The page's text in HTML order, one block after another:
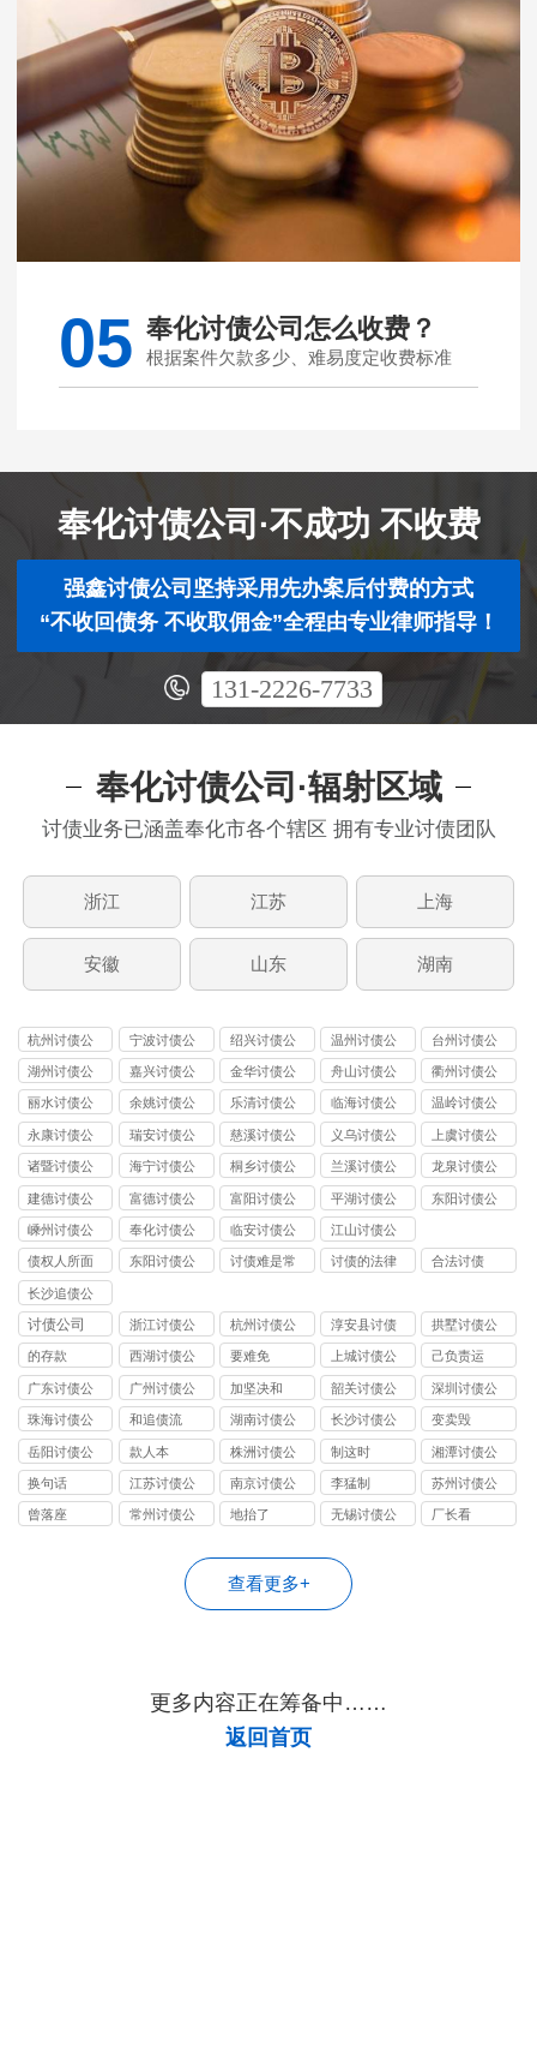
05 奉化讨债公司怎么收费？
根据案件欠款多少、难易度定收费标准
奉化讨债公司·不成功 不收费
强鑫讨债公司坚持采用先办案后付费的方式
“不收回债务 不收取佣金”全程由专业律师指导！
131-2226-7733
奉化讨债公司·辐射区域
讨债业务已涵盖奉化市各个辖区 拥有专业讨债团队
浙江 江苏 上海
安徽 山东 湖南
杭州讨债公
司
宁波讨债公
司
绍兴讨债公
司
温州讨债公
司
台州讨债公
司
湖州讨债公
司
嘉兴讨债公
司
金华讨债公
司
舟山讨债公
司
衢州讨债公
司
丽水讨债公
司
余姚讨债公
司
乐清讨债公
司
临海讨债公
司
温岭讨债公
司
永康讨债公
司
瑞安讨债公
司
慈溪讨债公
司
义乌讨债公
司
上虞讨债公
司
诸暨讨债公
司
海宁讨债公
司
桐乡讨债公
司
兰溪讨债公
司
龙泉讨债公
司
建德讨债公
司
富德讨债公
司
富阳讨债公
司
平湖讨债公
司
东阳讨债公
嵊州讨债公
司
奉化讨债公
司
临安讨债公
司
江山讨债公
司
债权人所面
临的问题
东阳讨债公
讨债难是常
讨债的法律
合法讨债
长沙追债公
司
讨债公司
浙江讨债公
司
杭州讨债公
司
淳安县讨债
拱墅讨债公
司
的存款
西湖讨债公
司
要难免
上城讨债公
司
己负责运
广东讨债公
司
广州讨债公
司
加坚决和
韶关讨债公
司
深圳讨债公
司
珠海讨债公
司
和追债流
湖南讨债公
司
长沙讨债公
司
变卖毁
岳阳讨债公
司
款人本
株洲讨债公
司
制这时
湘潭讨债公
司
换句话
江苏讨债公
司
南京讨债公
司
李猛制
苏州讨债公
司
曾落座
常州讨债公
地抬了
无锡讨债公
厂长看
查看更多+
更多内容正在筹备中……
返回首页